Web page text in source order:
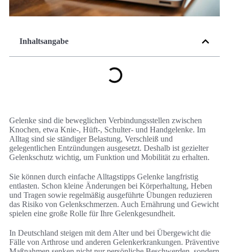
Inhaltsangabe
Gelenke sind die beweglichen Verbindungsstellen zwischen
Knochen, etwa Knie-, Hüft-, Schulter- und Handgelenke. Im
Alltag sind sie ständiger Belastung, Verschleiß und
gelegentlichen Entzündungen ausgesetzt. Deshalb ist gezielter
Gelenkschutz wichtig, um Funktion und Mobilität zu erhalten.
Sie können durch einfache Alltagstipps Gelenke langfristig
entlasten. Schon kleine Änderungen bei Körperhaltung, Heben
und Tragen sowie regelmäßig ausgeführte Übungen reduzieren
das Risiko von Gelenkschmerzen. Auch Ernährung und Gewicht
spielen eine große Rolle für Ihre Gelenkgesundheit.
In Deutschland steigen mit dem Alter und bei Übergewicht die
Fälle von Arthrose und anderen Gelenkerkrankungen. Präventive